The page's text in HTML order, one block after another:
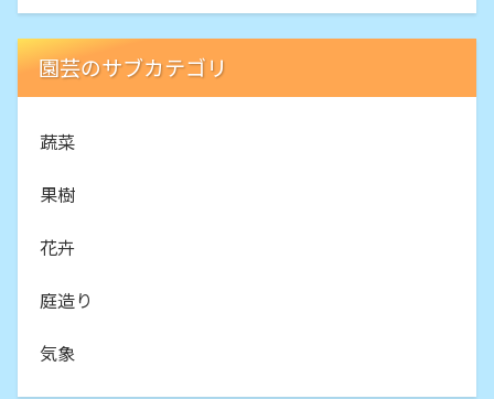
園芸のサブカテゴリ
蔬菜
果樹
花卉
庭造り
気象